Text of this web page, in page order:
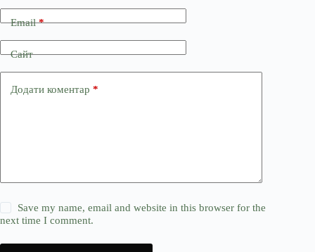
Email*
Сайт
Додати коментар *
Save my name, email and website in this browser for the
next time I comment.